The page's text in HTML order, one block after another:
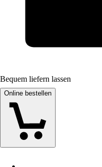
Bequem liefern lassen
Online bestellen